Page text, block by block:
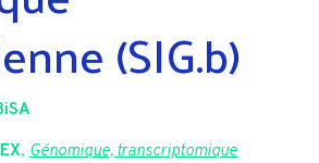
(SIG.b)
, Génomique, transcriptomique